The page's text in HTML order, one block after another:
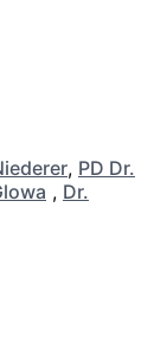
, PD Dr.
, Dr.